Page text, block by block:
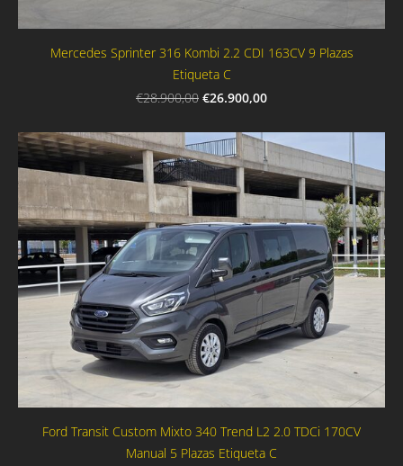
Mercedes Sprinter 316 Kombi 2.2 CDI 163CV 9 Plazas
Etiqueta C
€28.900,00 €26.900,00
Ford Transit Custom Mixto 340 Trend L2 2.0 TDCi 170CV
Manual 5 Plazas Etiqueta C